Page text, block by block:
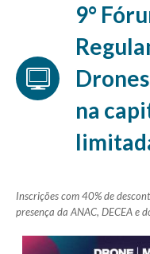
9°
na
Inscrições com 40% de
presença da ANAC, DECEA e